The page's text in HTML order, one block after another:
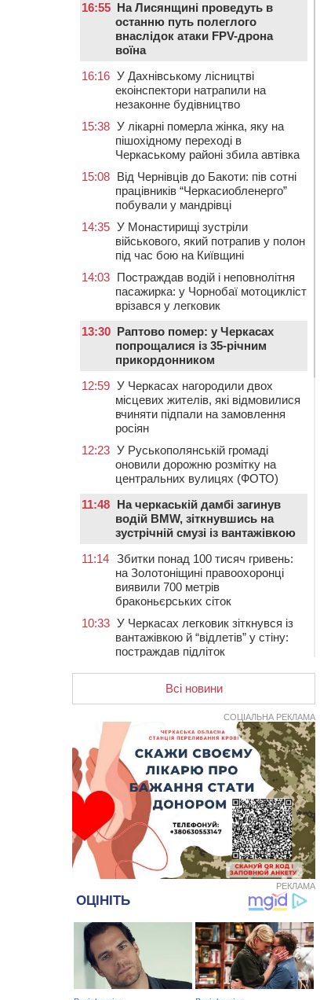
16:55 На Лисянщині проведуть в
останню путь полеглого
внаслідок атаки FPV-дрона
воїна
16:16 У Дахнівському лісництві
екоінспектори натрапили на
незаконне будівництво
15:38 У лікарні померла жінка, яку на
пішохідному переході в
Черкаському районі збила автівка
15:08 Від Чернівців до Бакоти: пів сотні
працівників “Черкасиобленерго”
побували у мандрівці
14:35 У Монастирищі зустріли
військового, який потрапив у полон
під час бою на Київщині
14:03 Постраждав водій і неповнолітня
пасажирка: у Чорнобаї мотоцикліст
врізався у легковик
13:30 Раптово помер: у Черкасах
попрощалися із 35-річним
прикордонником
12:59 У Черкасах нагородили двох
місцевих жителів, які відмовилися
вчиняти підпали на замовлення
росіян
12:23 У Руськополянській громаді
оновили дорожню розмітку на
центральних вулицях (ФОТО)
11:48 На черкаській дамбі загинув
водій BMW, зіткнувшись на
зустрічній смузі із вантажівкою
11:14 Збитки понад 100 тисяч гривень:
на Золотоніщині правоохоронці
виявили 700 метрів
браконьєрських сіток
10:33 У Черкасах легковик зіткнувся із
вантажівкою й “відлетів” у стіну:
постраждав підліток
09:49 ДНК-експертиза через 21 місяць
підтвердила загибель захисника
зі Сміли
09:13
У Черкасах 18-річний хлопець
поранив себе ножем у відділенні
пошти
08:50
Керівницю черкаського
реабілітаційного центру обрали на
новий термін
08:11 Вчителька зі Сміли увійшла до
півфіналу Global Teacher Prize
Ukraine 2026
07:29 По 5 тисяч гривень на підготовку
до школи: як оформити “Пакунок
04 СЕРПНЯ 2026, ВІВТОРОК
20:54 На Черкащині очікують пік спеки
20:13 Черкащина здобула вісім медалей
на чемпіонаті України з веслування
Всі новини
СОЦІАЛЬНА РЕКЛАМА
РЕКЛАМА